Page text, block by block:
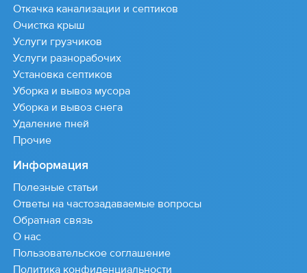
Откачка канализации и септиков
Очистка крыш
Услуги грузчиков
Услуги разнорабочих
Установка септиков
Уборка и вывоз мусора
Уборка и вывоз снега
Удаление пней
Прочие
Информация
Полезные статьи
Ответы на частозадаваемые вопросы
Обратная связь
О нас
Пользовательское соглашение
Политика конфиденциальности